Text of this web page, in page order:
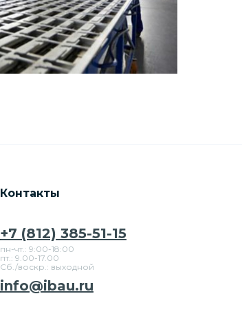
+7 (812) 385-51-15
пн-чт.: 9:00-18:00
пт.: 9.00-17.00
Сб./воскр.: выходной
Контакты
info@ibau.ru